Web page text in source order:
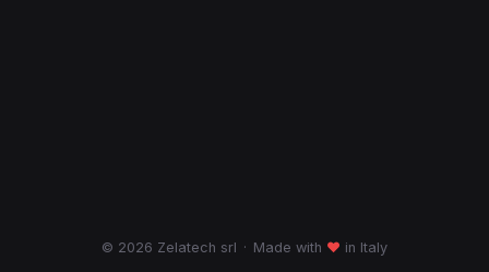
© 2026 Zelatech srl · Made with ♥ in Italy